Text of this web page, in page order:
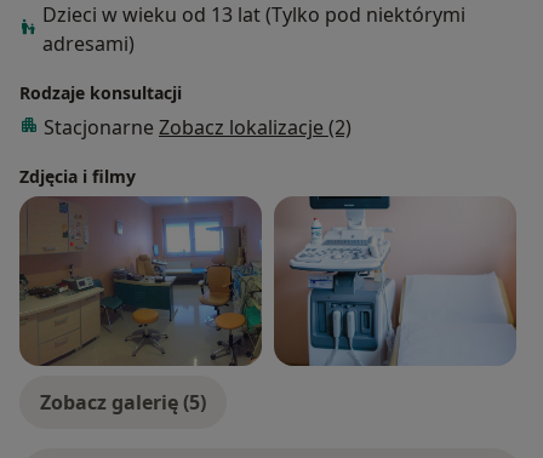
Dzieci w wieku od 13 lat (Tylko pod niektórymi
adresami)
Rodzaje konsultacji
Stacjonarne Zobacz lokalizacje (2)
Zdjęcia i filmy
Zobacz galerię (5)